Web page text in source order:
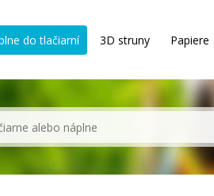
do tlačiarní 3D struny Papiere